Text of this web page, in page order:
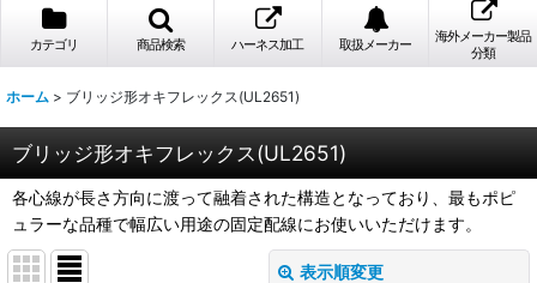
カテゴリ 商品検索 ハーネス加工 取扱メーカー
海外メーカー製品
分類
ホーム > ブリッジ形オキフレックス(UL2651)
ブリッジ形オキフレックス(UL2651)
各心線が長さ方向に渡って融着された構造となっており、最もポピ
ュラーな品種で幅広い用途の固定配線にお使いいただけます。
表示順変更